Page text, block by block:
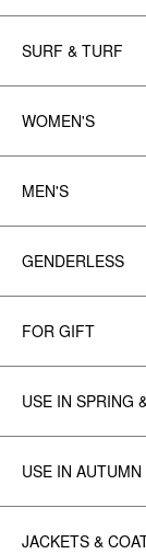
SURF & TURF
WOMEN'S
MEN'S
GENDERLESS
FOR GIFT
USE IN SPRING
USE IN
JACKETS &